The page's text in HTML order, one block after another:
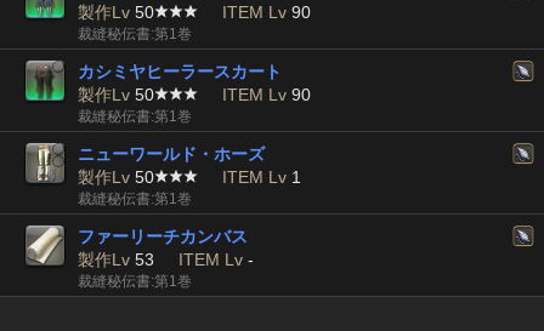
製作Lv 50 ITEM Lv 90
裁縫秘伝書:第1巻
カシミヤヒーラースカート
製作Lv 50 ITEM Lv 90
裁縫秘伝書:第1巻
ニューワールド・ホーズ
製作Lv 50 ITEM Lv 1
裁縫秘伝書:第1巻
ファーリーチカンバス
製作Lv 53 ITEM Lv -
裁縫秘伝書:第1巻